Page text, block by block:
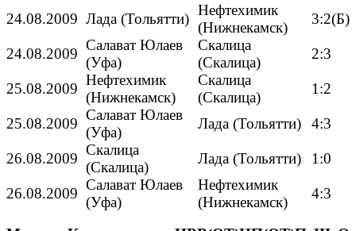
24.08.2009 Лада (Тольятти)
Нефтехимик
(Нижнекамск)
3:2(Б)
24.08.2009
Салават Юлаев
(Уфа)
Скалица
(Скалица)
2:3
25.08.2009
Нефтехимик
(Нижнекамск)
Скалица
(Скалица)
1:2
25.08.2009
Салават Юлаев
(Уфа)
Лада (Тольятти) 4:3
26.08.2009
Скалица
(Скалица)
Лада (Тольятти) 1:0
26.08.2009
Салават Юлаев
(Уфа)
Нефтехимик
(Нижнекамск)
4:3